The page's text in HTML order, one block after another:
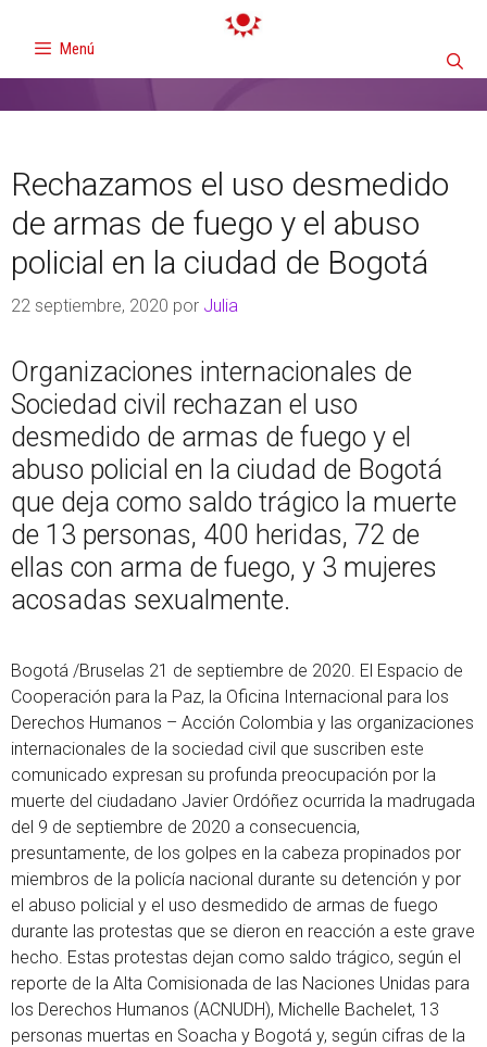
Menú
Rechazamos el uso desmedido
de armas de fuego y el abuso
policial en la ciudad de Bogotá
22 septiembre, 2020 por Julia
Organizaciones internacionales de
Sociedad civil rechazan el uso
desmedido de armas de fuego y el
abuso policial en la ciudad de Bogotá
que deja como saldo trágico la muerte
de 13 personas, 400 heridas, 72 de
ellas con arma de fuego, y 3 mujeres
acosadas sexualmente.
Bogotá /Bruselas 21 de septiembre de 2020. El Espacio de
Cooperación para la Paz, la Oficina Internacional para los
Derechos Humanos – Acción Colombia y las organizaciones
internacionales de la sociedad civil que suscriben este
comunicado expresan su profunda preocupación por la
muerte del ciudadano Javier Ordóñez ocurrida la madrugada
del 9 de septiembre de 2020 a consecuencia,
presuntamente, de los golpes en la cabeza propinados por
miembros de la policía nacional durante su detención y por
el abuso policial y el uso desmedido de armas de fuego
durante las protestas que se dieron en reacción a este grave
hecho. Estas protestas dejan como saldo trágico, según el
reporte de la Alta Comisionada de las Naciones Unidas para
los Derechos Humanos (ACNUDH), Michelle Bachelet, 13
personas muertas en Soacha y Bogotá y, según cifras de la